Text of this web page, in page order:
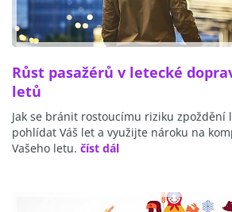
Růst pasažérů v letecké
letů
Jak se bránit rostoucímu riziku zpoždění
pohlídat Váš let a využijte nároku na
Vašeho letu. číst dál